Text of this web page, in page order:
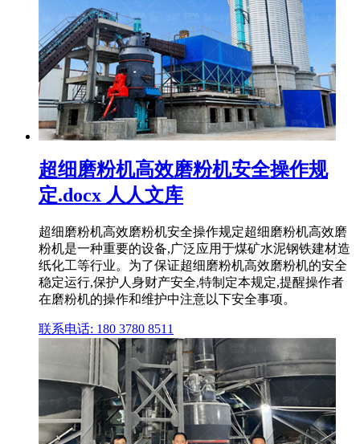
超细磨粉机高效磨粉机安全操作规
定.docx 人人文库
超细磨粉机高效磨粉机安全操作规定超细磨粉机高效磨
粉机是一种重要的设备,广泛应用于煤矿水泥钢铁建材造
纸化工等行业。为了保证超细磨粉机高效磨粉机的安全
稳定运行,保护人身财产安全,特制定本规定,提醒操作者
在磨粉机的操作和维护中注意以下安全事项。
联系电话: 180 3780 8511